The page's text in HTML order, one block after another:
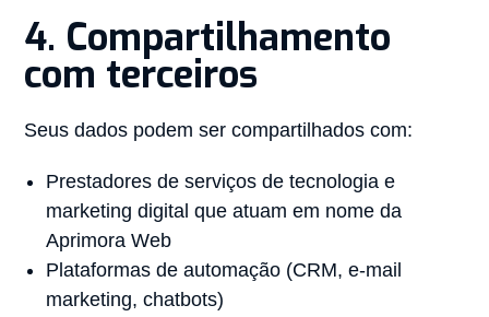
4. Compartilhamento
com terceiros
Seus dados podem ser compartilhados com:
Prestadores de serviços de tecnologia e
marketing digital que atuam em nome da
Aprimora Web
Plataformas de automação (CRM, e-mail
marketing, chatbots)